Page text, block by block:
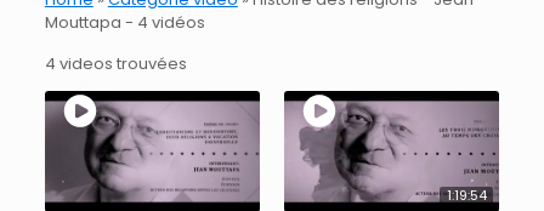
Mouttapa - 4 vidéos
4 videos trouvées
1:19:54